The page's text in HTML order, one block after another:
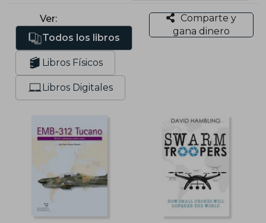
Ver:
Todos los libros
Libros Físicos
Libros Digitales
Comparte y
gana dinero